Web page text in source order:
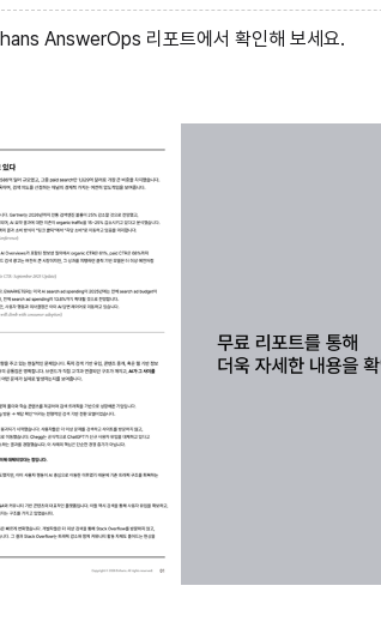
AnswerOps 리포트에서 확인해 보세요.